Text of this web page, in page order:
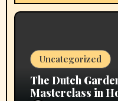
o
Uncategorized
The Dutch
Masterclass in